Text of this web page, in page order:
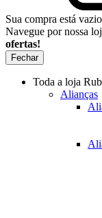
Sua compra está vazio
Navegue por nossa
ofertas!
Fechar
Toda a loja
Alianças